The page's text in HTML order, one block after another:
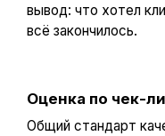
вывод: что хотел
всё закончилось.
Оценка по чек-
Общий стандарт